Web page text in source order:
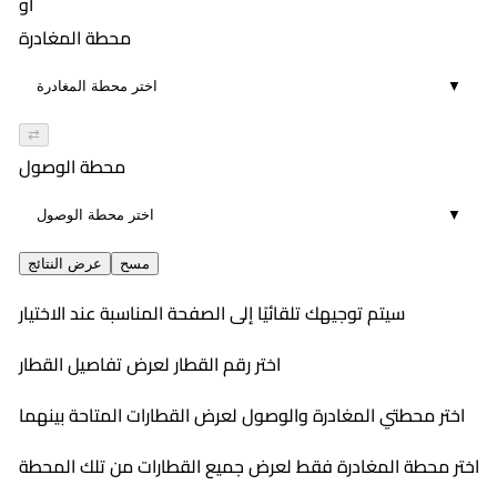
محطة المغادرة
▼
⇄
محطة الوصول
▼
عرض النتائج مسح
سيتم توجيهك تلقائيًا إلى الصفحة المناسبة عند الاختيار
اختر رقم القطار لعرض تفاصيل القطار
اختر محطتي المغادرة والوصول لعرض القطارات المتاحة بينهما
اختر محطة المغادرة فقط لعرض جميع القطارات من تلك المحطة